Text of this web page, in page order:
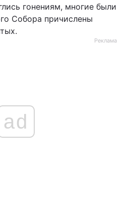
гонениям, многие были
Собора причислены
Реклама
ad